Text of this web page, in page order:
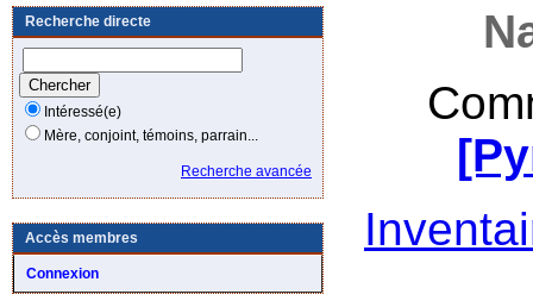
Recherche directe
Intéressé(e)
Mère, conjoint, témoins, parrain...
Recherche avancée
Accès membres
Connexion